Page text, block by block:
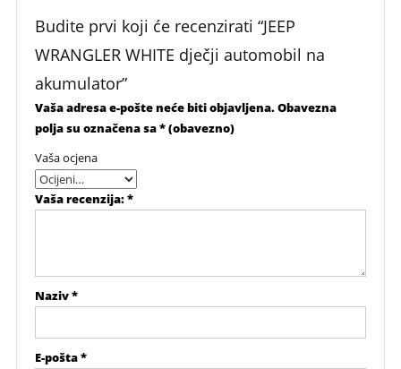
Budite prvi koji će recenzirati “JEEP
WRANGLER WHITE dječji automobil na
akumulator”
Vaša adresa e-pošte neće biti objavljena.Obavezna
polja su označena sa* (obavezno)
Vaša ocjena
Vaša recenzija:*
Naziv*
E-pošta*